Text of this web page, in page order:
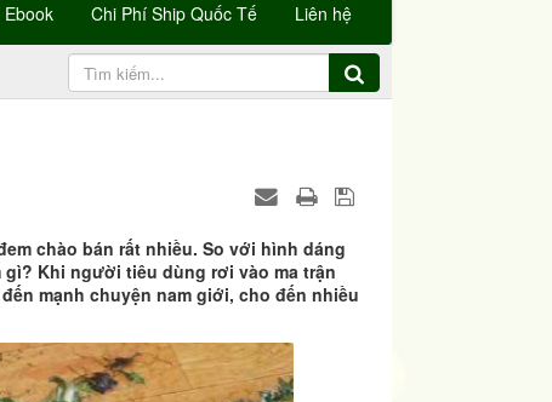
Ebook Chi Phí Ship Quốc Tế Liên hệ
chào bán rất nhiều. So với hình dáng
Khi người tiêu dùng rơi vào ma trận
mạnh chuyện nam giới, cho đến nhiều